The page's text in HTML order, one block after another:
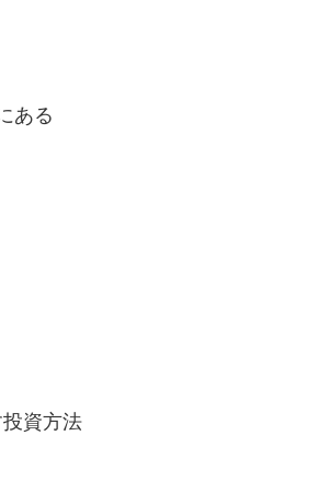
ある
資方法